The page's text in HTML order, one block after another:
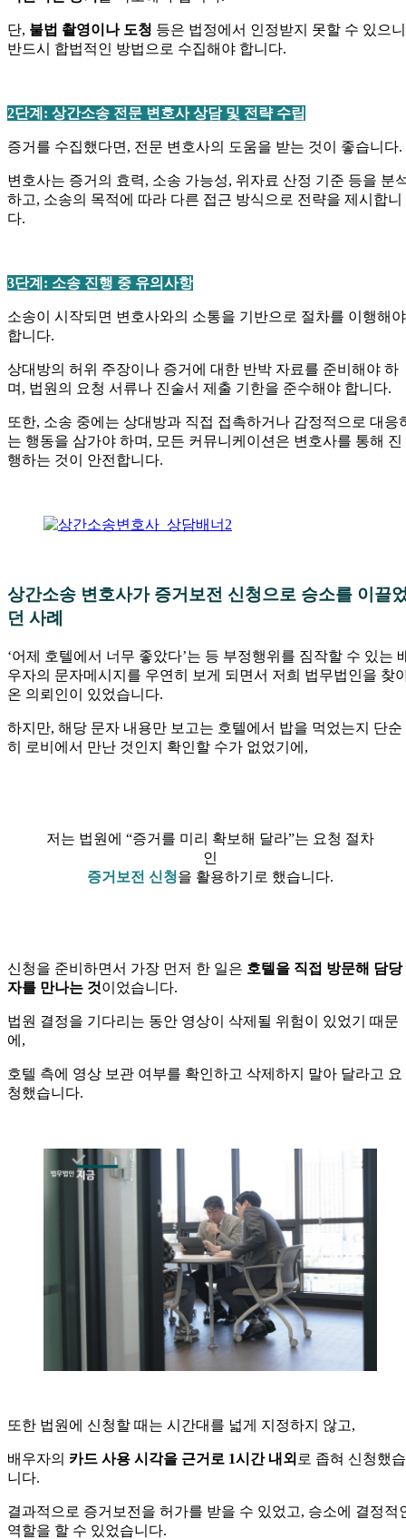
단, 불법 촬영이나 도청 등은 법정에서 인정받지 못할 수 있으니
반드시 합법적인 방법으로 수집해야 합니다.
2단계: 상간소송 전문 변호사 상담 및 전략 수립
증거를 수집했다면, 전문 변호사의 도움을 받는 것이 좋습니다.
변호사는 증거의 효력, 소송 가능성, 위자료 산정 기준 등을 분
하고, 소송의 목적에 따라 다른 접근 방식으로 전략을 제시합니
다.
3단계: 소송 진행 중 유의사항
소송이 시작되면 변호사와의 소통을 기반으로 절차를 이행해야
합니다.
상대방의 허위 주장이나 증거에 대한 반박 자료를 준비해야 하
며, 법원의 요청 서류나 진술서 제출 기한을 준수해야 합니다.
또한, 소송 중에는 상대방과 직접 접촉하거나 감정적으로 대응
는 행동을 삼가야 하며, 모든 커뮤니케이션은 변호사를 통해 진
행하는 것이 안전합니다.
상간소송 변호사가 증거보전 신청으로 승소를 이끌
던 사례
‘어제 호텔에서 너무 좋았다’는 등 부정행위를 짐작할 수 있는
우자의 문자메시지를 우연히 보게 되면서 저희 법무법인을 찾
온 의뢰인이 있었습니다.
하지만, 해당 문자 내용만 보고는 호텔에서 밥을 먹었는지 단순
히 로비에서 만난 것인지 확인할 수가 없었기에,
저는 법원에 “증거를 미리 확보해 달라”는 요청 절차
인
증거보전 신청을 활용하기로 했습니다.
신청을 준비하면서 가장 먼저 한 일은 호텔을 직접 방문해 담당
자를 만나는 것이었습니다.
법원 결정을 기다리는 동안 영상이 삭제될 위험이 있었기 때문
에,
호텔 측에 영상 보관 여부를 확인하고 삭제하지 말아 달라고 요
청했습니다.
또한 법원에 신청할 때는 시간대를 넓게 지정하지 않고,
배우자의 카드 사용 시각을 근거로 1시간 내외 로 좁혀 신청했습
니다.
결과적으로 증거보전을 허가를 받을 수 있었고, 승소에 결정적
역할을 할 수 있었습니다.